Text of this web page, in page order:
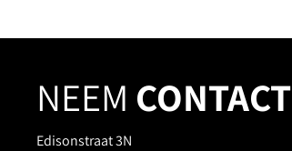
NEEM CONTACT
Edisonstraat 3N